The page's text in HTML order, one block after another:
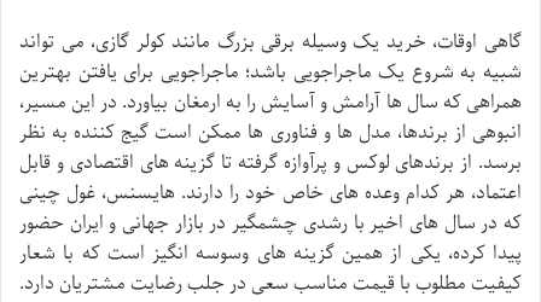
گاهی اوقات، خرید یک وسیله برقی بزرگ مانند کولر گازی، می تواند
شبیه به شروع یک ماجراجویی باشد؛ ماجراجویی برای یافتن بهترین
همراهی که سال ها آرامش و آسایش را به ارمغان بیاورد. در این مسیر،
انبوهی از برندها، مدل ها و فناوری ها ممکن است گیج کننده به نظر
برسد. از برندهای لوکس و پرآوازه گرفته تا گزینه های اقتصادی و قابل
اعتماد، هر کدام وعده های خاص خود را دارند. هایسنس، غول چینی
که در سال های اخیر با رشدی چشمگیر در بازار جهانی و ایران حضور
پیدا کرده، یکی از همین گزینه های وسوسه انگیز است که با شعار
کیفیت مطلوب با قیمت مناسب سعی در جلب رضایت مشتریان دارد.